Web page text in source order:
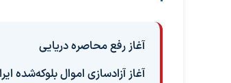
آغاز رفع محاصره دریایی
آغاز آزادسازی اموال بلوکه‌شده